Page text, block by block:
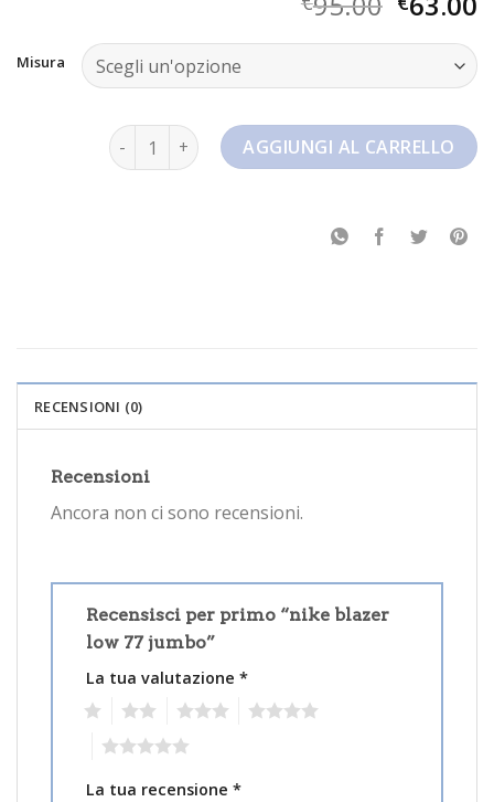
Misura
nike blazer low 77 jumbo quantità
AGGIUNGI AL CARRELLO
RECENSIONI (0)
Recensioni
Ancora non ci sono recensioni.
Recensisci per primo “nike blazer
low 77 jumbo”
La tua valutazione *
La tua recensione *